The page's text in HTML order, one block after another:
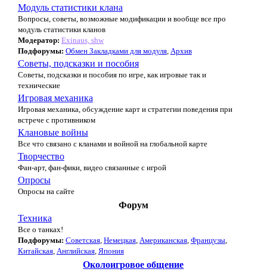
Модуль статистики клана
Вопросы, советы, возможные модификации и вообще все про
модуль статистики кланов
Модератор: Exinaus, shw
Подфорумы: Обмен Закладками для модуля, Архив
Советы, подсказки и пособия
Советы, подсказки и пособия по игре, как игровые так и
технические
Игровая механика
Игровая механика, обсуждение карт и стратегии поведения при
встрече с противником
Клановые войны
Все что связано с кланами и войной на глобальной карте
Творчество
Фан-арт, фан-фики, видео связанные с игрой
Опросы
Опросы на сайте
Форум
Техника
Все о танках!
Подфорумы: Советская, Немецкая, Американская, Французы,
Китайская, Английская, Япония
Околоигровое общение